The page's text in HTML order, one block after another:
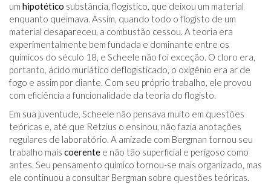
um hipotético substância, flogístico, que deixou um material
enquanto queimava. Assim, quando todo o flogisto de um
material desapareceu, a combustão cessou. A teoria era
experimentalmente bem fundada e dominante entre os
químicos do século 18, e Scheele não foi exceção. O cloro era,
portanto, ácido muriático deflogisticado, o oxigênio era ar de
fogo e assim por diante. Com seu próprio trabalho, ele provou
com eficiência a funcionalidade da teoria do flogisto.
Em sua juventude, Scheele não pensava muito em questões
teóricas e, até que Retzius o ensinou, não fazia anotações
regulares de laboratório. A amizade com Bergman tornou seu
trabalho mais coerente e não tão superficial e perigoso como
antes. Seu pensamento químico tornou-se mais organizado, mas
ele continuou a consultar Bergman sobre questões teóricas.